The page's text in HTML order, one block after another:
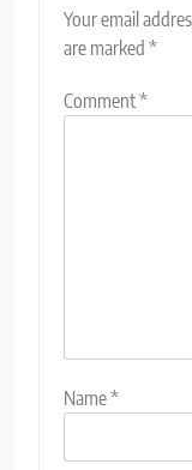
Your email
are marked *
Comment*
Name*